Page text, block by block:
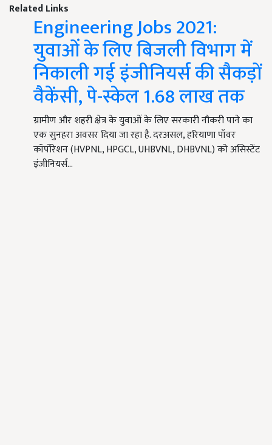
Related Links
Engineering Jobs 2021:
युवाओं के लिए बिजली विभाग में
निकाली गई इंजीनियर्स की सैकड़ों
वैकेंसी, पे-स्केल 1.68 लाख तक
ग्रामीण और शहरी क्षेत्र के युवाओं के लिए सरकारी नौकरी पाने का
एक सुनहरा अवसर दिया जा रहा है. दरअसल, हरियाणा पॉवर
कॉर्पोरेशन (HVPNL, HPGCL, UHBVNL, DHBVNL) को असिस्टेंट
इंजीनियर्स…